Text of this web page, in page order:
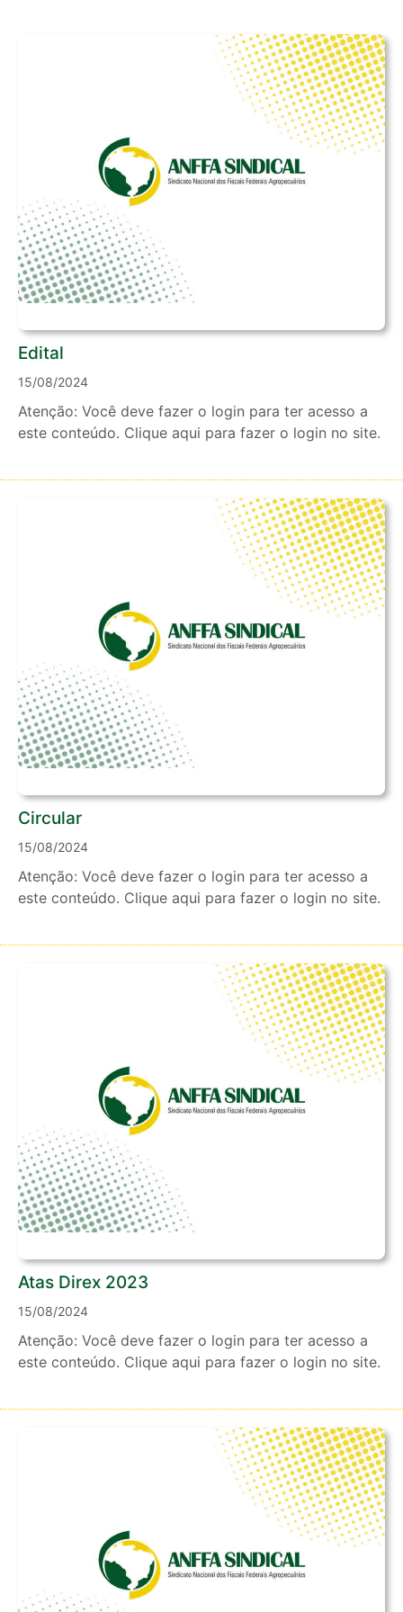
Edital
15/08/2024
Atenção: Você deve fazer o login para ter acesso a
este conteúdo. Clique aqui para fazer o login no site.
Circular
15/08/2024
Atenção: Você deve fazer o login para ter acesso a
este conteúdo. Clique aqui para fazer o login no site.
Atas Direx 2023
15/08/2024
Atenção: Você deve fazer o login para ter acesso a
este conteúdo. Clique aqui para fazer o login no site.